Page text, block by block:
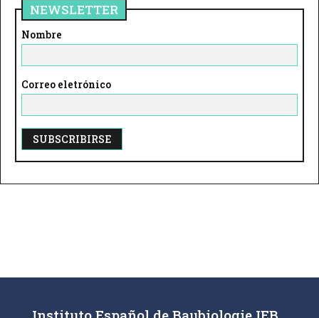
NEWSLETTER
Nombre
Correo eletrónico
a